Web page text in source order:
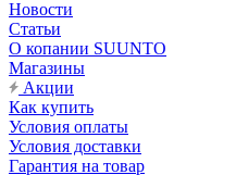
Новости
Статьи
О копании SUUNTO
Магазины
Акции
Как купить
Условия оплаты
Условия доставки
Гарантия на товар